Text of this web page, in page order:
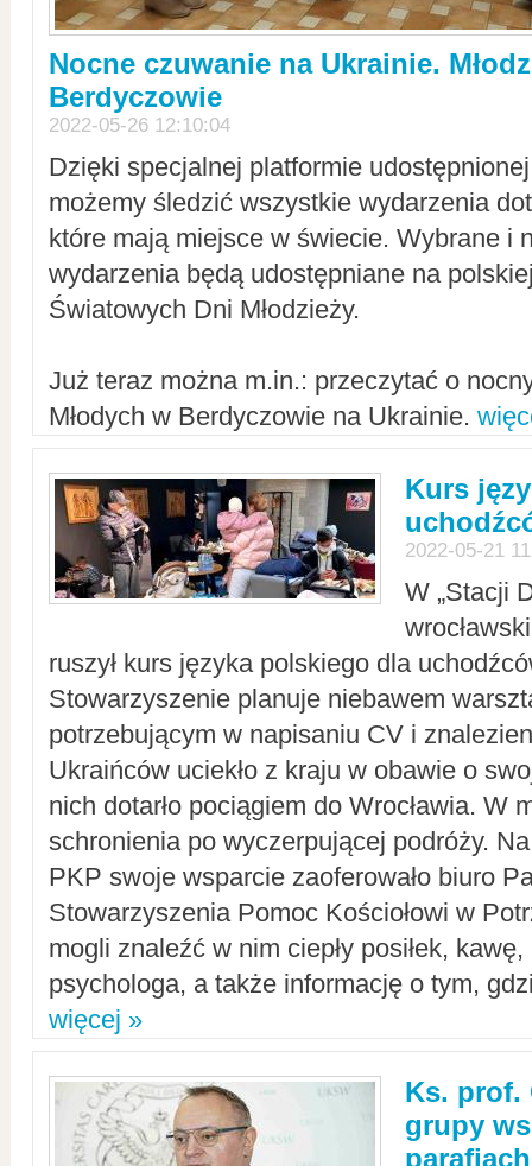
Nocne czuwanie na Ukrainie.
Berdyczowie
2022-05-26 12:10:04
Dzięki specjalnej platformie
możemy śledzić wszystkie wydarzenia
które mają miejsce w świecie. Wybrane i
wydarzenia będą udostępniane na
Światowych Dni Młodzieży.
Już teraz można m.in.: przeczytać o
Młodych w Berdyczowie na Ukrainie.
Kurs
2022-05-21
W „Stacji
ruszył kurs języka polskiego dla
Stowarzyszenie planuje niebawem
potrzebującym w napisaniu CV i
Ukraińców uciekło z kraju w obawie o
nich dotarło pociągiem do Wrocławia. W
schronienia po wyczerpującej podróży.
PKP swoje wsparcie zaoferowało biuro
Stowarzyszenia Pomoc Kościołowi w
mogli znaleźć w nim ciepły posiłek,
psychologa, a także informację o tym,
więcej »
Ks. prof.
grupy
parafiach